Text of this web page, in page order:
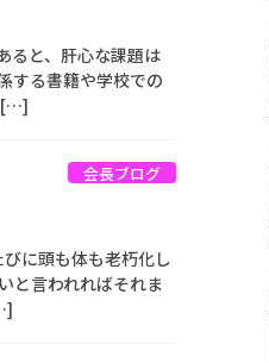
ると、肝心な課題は
する書籍や学校での
[…]
会長ブログ
に頭も体も老朽化し
と言われればそれま